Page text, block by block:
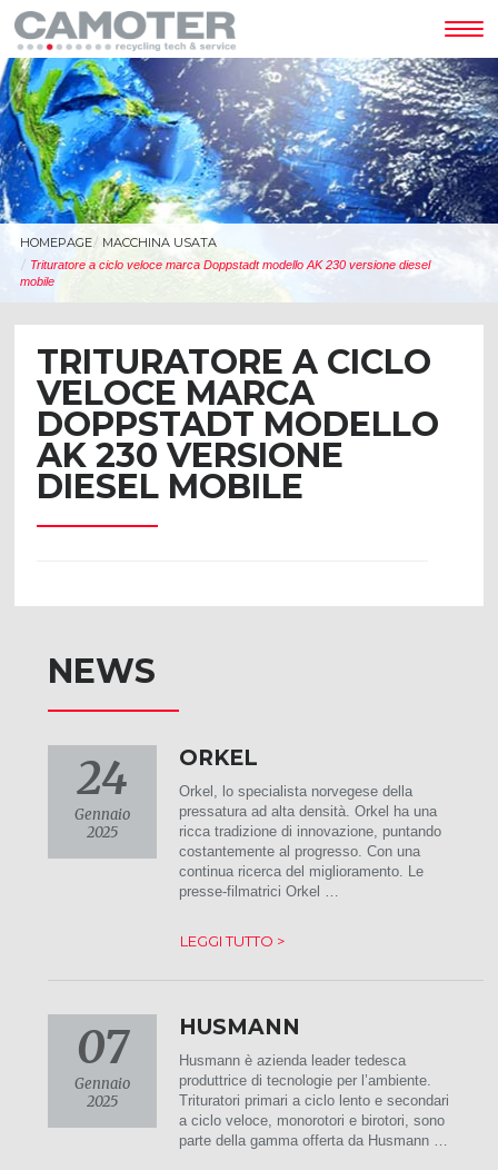
HOMEPAGE MACCHINA USATA
Trituratore a ciclo veloce marca Doppstadt modello AK 230 versione diesel
mobile
TRITURATORE A CICLO
VELOCE MARCA
DOPPSTADT MODELLO
AK 230 VERSIONE
DIESEL MOBILE
NEWS
24
Gennaio
2025
ORKEL
Orkel, lo specialista norvegese della
pressatura ad alta densità. Orkel ha una
ricca tradizione di innovazione, puntando
costantemente al progresso. Con una
continua ricerca del miglioramento. Le
presse-filmatrici Orkel …
LEGGI TUTTO >
07
Gennaio
2025
HUSMANN
Husmann è azienda leader tedesca
produttrice di tecnologie per l’ambiente.
Trituratori primari a ciclo lento e secondari
a ciclo veloce, monorotori e birotori, sono
parte della gamma offerta da Husmann …